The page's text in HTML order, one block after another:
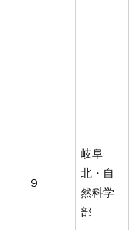
９
岐阜
北・自
然科学
部